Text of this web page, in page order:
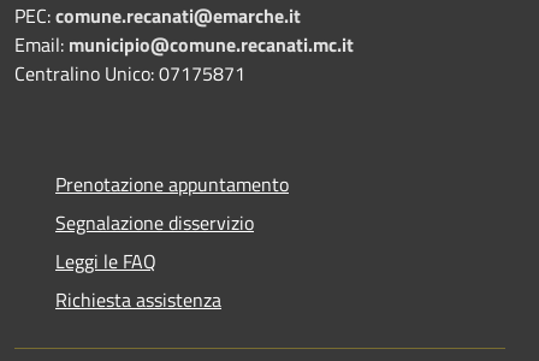
PEC:comune.recanati@emarche.it
Email: municipio@comune.recanati.mc.it
Centralino Unico: 07175871
Prenotazione appuntamento
Segnalazione disservizio
Leggi le FAQ
Richiesta assistenza